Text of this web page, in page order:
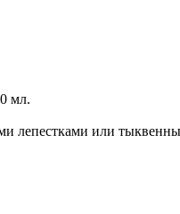
мл.
лепестками или